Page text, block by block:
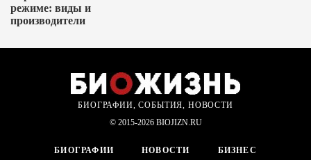
режиме: виды и
производители
БИОГРАФИИ, СОБЫТИЯ, НОВОСТИ
© 2015-2026 BIOJIZN.RU
БИОГРАФИИ НОВОСТИ БИЗНЕС